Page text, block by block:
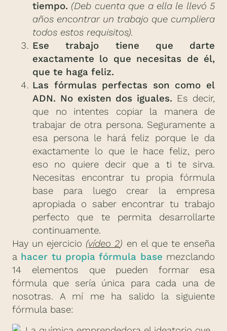
tiempo. (Deb cuenta que a ella le llevó 5
años encontrar un trabajo que cumpliera
todos estos requisitos).
Ese trabajo tiene que darte
exactamente lo que necesitas de él,
que te haga feliz.
Las fórmulas perfectas son como el
ADN. No existen dos iguales. Es decir,
que no intentes copiar la manera de
trabajar de otra persona. Seguramente a
esa persona le hará feliz porque le da
exactamente lo que le hace feliz, pero
eso no quiere decir que a ti te sirva.
Necesitas encontrar tu propia fórmula
base para luego crear la empresa
apropiada o saber encontrar tu trabajo
perfecto que te permita desarrollarte
continuamente.
Hay un ejercicio (vídeo 2) en el que te enseña
a hacer tu propia fórmula base mezclando
14 elementos que pueden formar esa
fórmula que sería única para cada una de
nosotras. A mí me ha salido la siguiente
fórmula base: